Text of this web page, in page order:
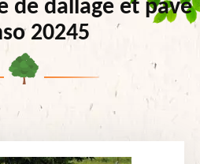
de dallage et pavé
20245